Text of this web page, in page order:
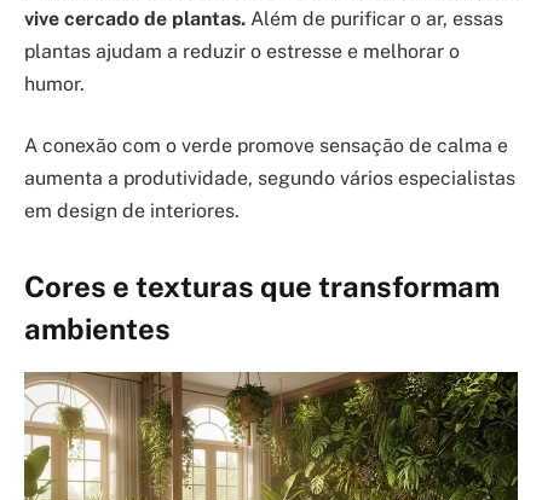
vive cercado de plantas. Além de purificar o ar, essas
plantas ajudam a reduzir o estresse e melhorar o
humor.
A conexão com o verde promove sensação de calma e
aumenta a produtividade, segundo vários especialistas
em design de interiores.
Cores e texturas que transformam
ambientes